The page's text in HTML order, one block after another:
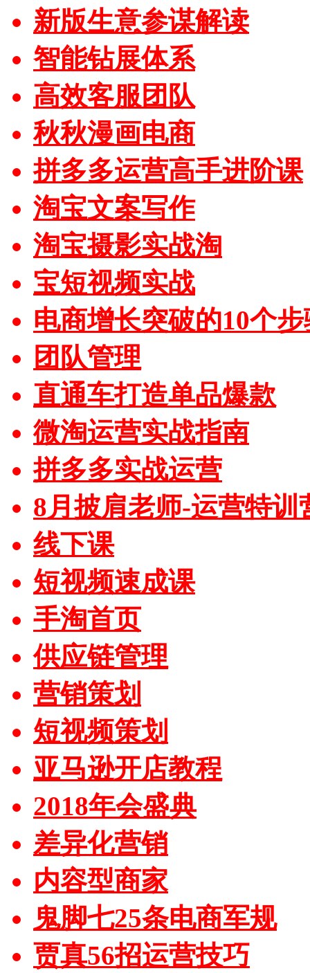
新版生意参谋解读
智能钻展体系
高效客服团队
秋秋漫画电商
拼多多运营高手进阶课
淘宝文案写作
淘宝摄影实战淘
宝短视频实战
电商增长突破的10个
团队管理
直通车打造单品爆款
微淘运营实战指南
拼多多实战运营
8月披肩老师-运营特训
线下课
短视频速成课
手淘首页
供应链管理
营销策划
短视频策划
亚马逊开店教程
2018年会盛典
差异化营销
内容型商家
鬼脚七25条电商军规
贾真56招运营技巧